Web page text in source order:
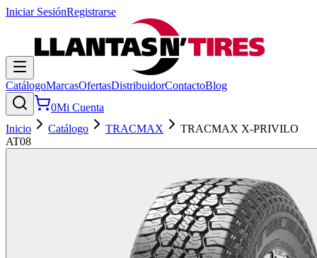
Iniciar SesiónRegistrarse
CatálogoMarcasOfertasDistribuidorContactoBlog
0Mi Cuenta
Inicio
Catálogo TRACMAX
TRACMAX X-PRIVILO
AT08